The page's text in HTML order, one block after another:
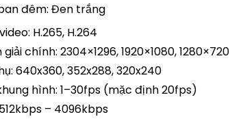
đêm: Đen trắng
H.265, H.264
chính: 2304×1296, 1920×1080, 1280×720
640x360, 352x288, 320x240
hình: 1–30fps (mặc định 20fps)
– 4096kbps